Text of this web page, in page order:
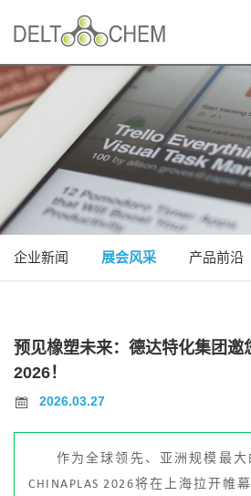
企业新闻 展会风采 产品前沿
预见橡塑未来：德达特化集团
2026！
2026.03.27
作为全球领先、亚洲规模最大
CHINAPLAS 2026将在上海拉开帷